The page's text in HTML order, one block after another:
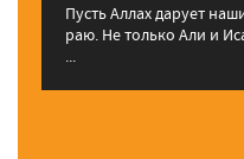
Пусть Аллах дарует
раю. Не только Али и
...